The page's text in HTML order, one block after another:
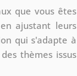
que vous êtes
ajustant leurs
qui s'adapte à
thèmes issus